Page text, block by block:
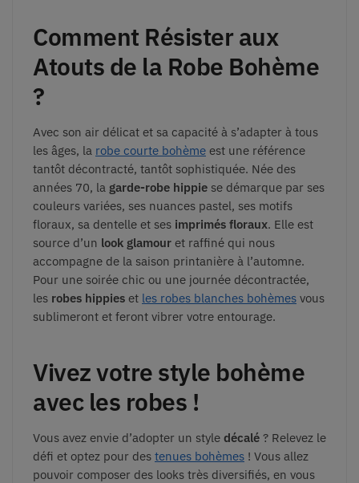
Comment Résister aux
Atouts de la Robe Bohème
?
Avec son air délicat et sa capacité à s’adapter à tous
les âges, la robe courte bohème est une référence
tantôt décontracté, tantôt sophistiquée. Née des
années 70, la garde-robe hippie se démarque par ses
couleurs variées, ses nuances pastel, ses motifs
floraux, sa dentelle et ses imprimés floraux. Elle est
source d’un look glamour et raffiné qui nous
accompagne de la saison printanière à l’automne.
Pour une soirée chic ou une journée décontractée,
les robes hippies et les robes blanches bohèmes vous
sublimeront et feront vibrer votre entourage.
Vivez votre style bohème
avec les robes !
Vous avez envie d’adopter un style décalé ? Relevez le
défi et optez pour des tenues bohèmes ! Vous allez
pouvoir composer des looks très diversifiés, en vous